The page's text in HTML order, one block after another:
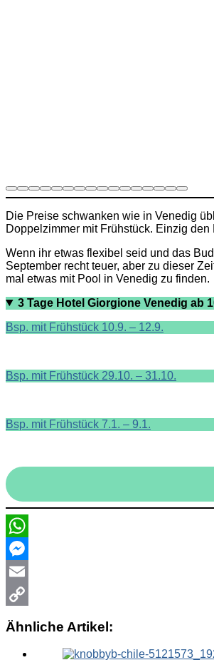
Die Preise schwanken wie in Venedig
Doppelzimmer mit Frühstück. Einzig
Wenn ihr etwas flexibel seid und das
September recht teuer, aber zu dieser
mal etwas mit Pool in Venedig zu finden.
3 Tage Hotel Giorgione Venedig ab
Bsp. mit Frühstück 10.9. – 12.9.
Bsp. mit Frühstück 29.10. – 31.10.
Bsp. mit Frühstück 7.1. – 9.1.
WhatsApp
Messenger
Email
Ähnliche Artikel: